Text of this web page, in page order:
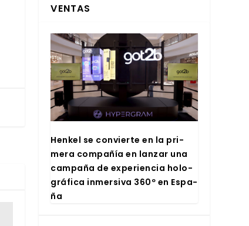
VENTAS
Hen­kel se con­vier­te en la pri­
me­ra com­pa­ñía en lan­zar una
cam­pa­ña de expe­rien­cia holo­
grá­fi­ca inmer­si­va 360º en Espa­
ña